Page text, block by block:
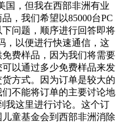
国，但我在西部非洲有业
，我们希望以85000台PC
问题，顺序进行回答即将
，以便进行快速通信，这
费样品，因为我们将需要
以通过多少免费样品来发
方式。因为订单是较大的
不能将订单的主要讨论地
我这里进行讨论。这个订
童基金会到西部非洲消除